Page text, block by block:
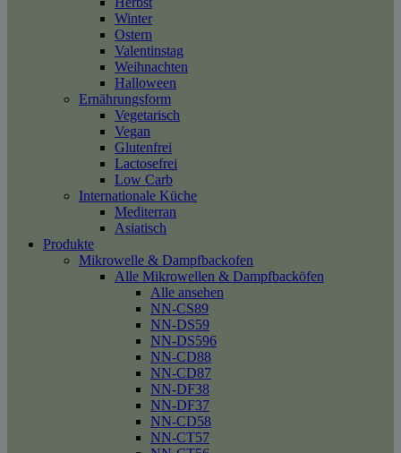
Winter
Ostern
Valentinstag
Weihnachten
Halloween
Ernährungsform
Vegetarisch
Vegan
Glutenfrei
Lactosefrei
Low Carb
Internationale Küche
Mediterran
Asiatisch
Produkte
Mikrowelle & Dampfbackofen
Alle Mikrowellen & Dampfbacköfen
Alle ansehen
NN-CS89
NN-DS59
NN-DS596
NN-CD88
NN-CD87
NN-DF38
NN-DF37
NN-CD58
NN-CT57